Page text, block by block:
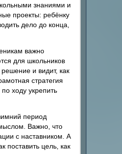
знаниями и
проекты: ребёнку
дело до конца,
важно
для школьников
и видит, как
стратегия
ходу укрепить
период
Важно, что
с наставником. А
поставить цель, как